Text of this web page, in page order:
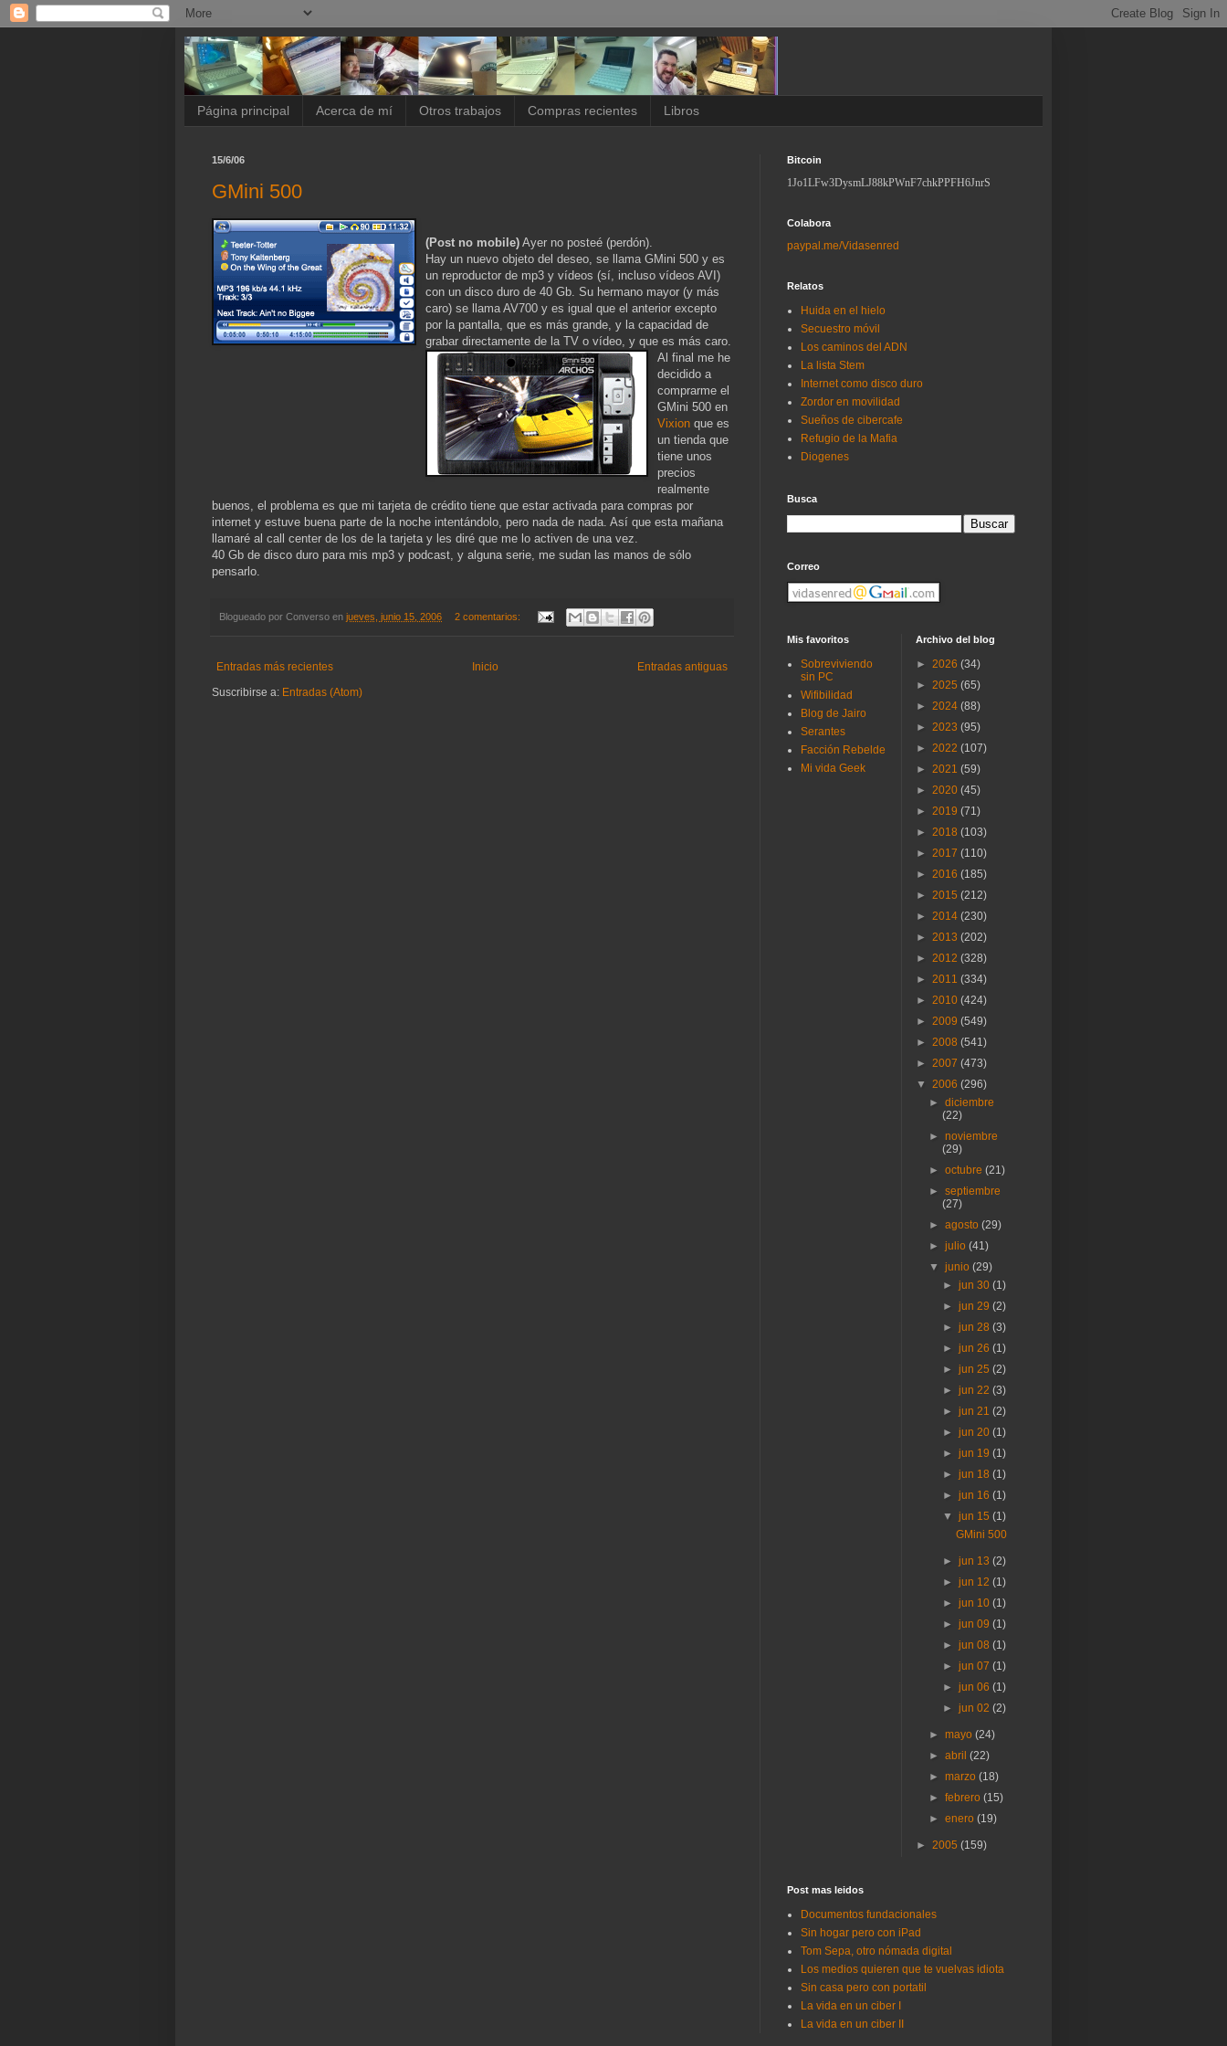
Página principal Acerca de mí Otros trabajos Compras recientes Libros
15/6/06
GMini 500
(Post no mobile) Ayer no posteé (perdón).
Hay un nuevo objeto del deseo, se llama GMini 500 y es
un reproductor de mp3 y vídeos (sí, incluso vídeos AVI)
con un disco duro de 40 Gb. Su hermano mayor (y más
caro) se llama AV700 y es igual que el anterior excepto
por la pantalla, que es más grande, y la capacidad de
grabar directamente de la TV o vídeo, y que es más caro.
Al final me he
decidido a
comprarme el
GMini 500 en
Vixion que es
un tienda que
tiene unos
precios
realmente
buenos, el problema es que mi tarjeta de crédito tiene que estar activada para compras por
internet y estuve buena parte de la noche intentándolo, pero nada de nada. Así que esta mañana
llamaré al call center de los de la tarjeta y les diré que me lo activen de una vez.
40 Gb de disco duro para mis mp3 y podcast, y alguna serie, me sudan las manos de sólo
pensarlo.
Blogueado por Converso en jueves, junio 15, 2006 2 comentarios:
Entradas más recientes Entradas antiguas
Inicio
Suscribirse a: Entradas (Atom)
Bitcoin
1Jo1LFw3DysmLJ88kPWnF7chkPPFH6JnrS
Colabora
paypal.me/Vidasenred
Relatos
Huida en el hielo
Secuestro móvil
Los caminos del ADN
La lista Stem
Internet como disco duro
Zordor en movilidad
Sueños de cibercafe
Refugio de la Mafia
Diogenes
Busca
Correo
Mis favoritos
Sobreviviendo
sin PC
Wifibilidad
Blog de Jairo
Serantes
Facción Rebelde
Mi vida Geek
Archivo del blog
► 2026 (34)
► 2025 (65)
► 2024 (88)
► 2023 (95)
► 2022 (107)
► 2021 (59)
► 2020 (45)
► 2019 (71)
► 2018 (103)
► 2017 (110)
► 2016 (185)
► 2015 (212)
► 2014 (230)
► 2013 (202)
► 2012 (328)
► 2011 (334)
► 2010 (424)
► 2009 (549)
► 2008 (541)
► 2007 (473)
▼ 2006 (296)
►diciembre
(22)
►noviembre
(29)
►octubre(21)
►septiembre
(27)
►agosto(29)
►julio(41)
▼junio(29)
► jun 30 (1)
► jun 29 (2)
► jun 28 (3)
► jun 26 (1)
► jun 25 (2)
► jun 22 (3)
► jun 21 (2)
► jun 20 (1)
► jun 19 (1)
► jun 18 (1)
► jun 16 (1)
▼ jun 15 (1)
GMini 500
► jun 13 (2)
► jun 12 (1)
► jun 10 (1)
► jun 09 (1)
► jun 08 (1)
► jun 07 (1)
► jun 06 (1)
► jun 02 (2)
►mayo(24)
►abril(22)
►marzo(18)
►febrero(15)
►enero(19)
► 2005 (159)
Post mas lei­dos
Documentos fundacionales
Sin hogar pero con iPad
Tom Sepa, otro nómada digital
Los medios quieren que te vuelvas idiota
Sin casa pero con portatil
La vida en un ciber I
La vida en un ciber II